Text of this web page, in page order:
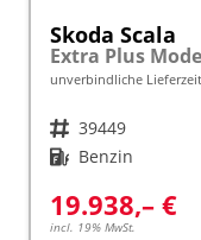
Skoda Scala
unverbindliche
Fahrzeugnr. 39449
Kraftstoff Benzin
19.938,– €
incl. 19% MwSt.